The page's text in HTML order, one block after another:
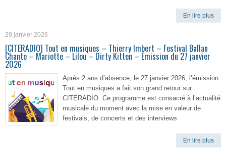
En lire plus
29 janvier 2026
[CITERADIO] Tout en musiques – Thierry Imbert – Festival Ballan
Chante – Mariotte – Lilou – Dirty Kitten – Émission du 27 janvier
2026
Après 2 ans d’absence, le 27 janvier 2026, l’émission
Tout en musiques a fait son grand retour sur
CITERADIO. Ce programme est consacré à l’actualité
musicale du moment avec la mise en valeur de
festivals, de concerts et des interviews
En lire plus